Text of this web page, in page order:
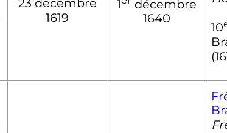
23 décembre
1619
1
décembre
1640
10